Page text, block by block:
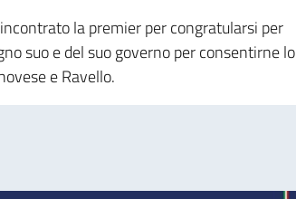
la premier per congratularsi per
suo e del suo governo per consentirne lo
e Ravello.